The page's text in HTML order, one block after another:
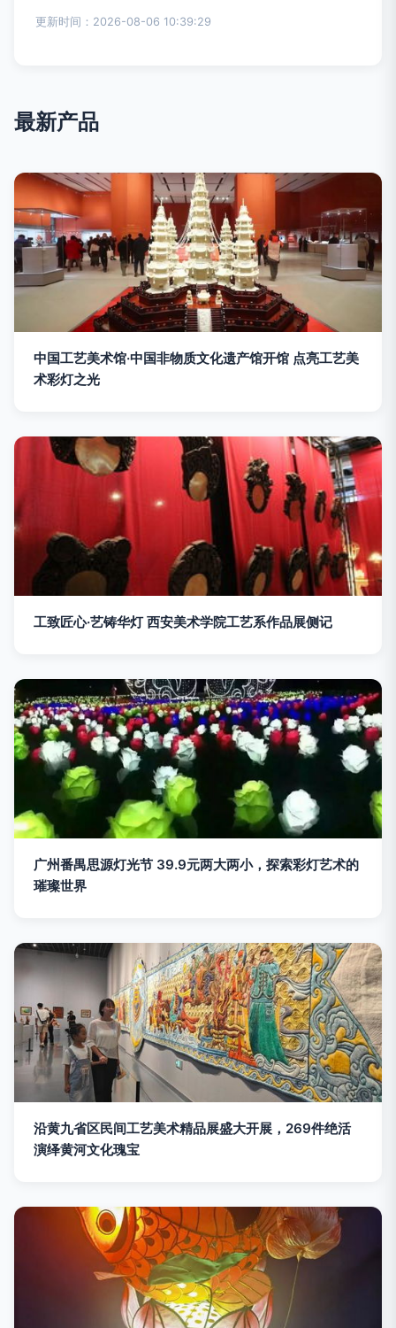
更新时间：2026-08-06 10:39:29
最新产品
中国工艺美术馆·中国非物质文化遗产馆开馆 点亮工艺美
术彩灯之光
工致匠心·艺铸华灯 西安美术学院工艺系作品展侧记
广州番禺思源灯光节 39.9元两大两小，探索彩灯艺术的
璀璨世界
沿黄九省区民间工艺美术精品展盛大开展，269件绝活
演绎黄河文化瑰宝